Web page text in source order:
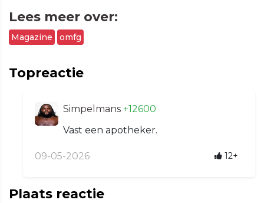
Lees meer over:
Magazine omfg
Topreactie
Simpelmans +12600
Vast een apotheker.
09-05-2026 12+
Plaats reactie